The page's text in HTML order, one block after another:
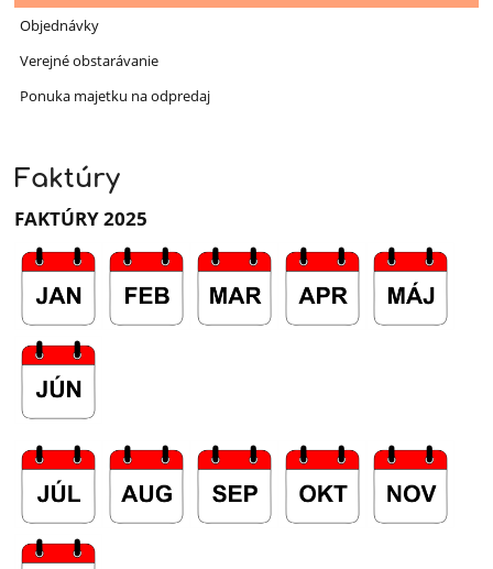
Objednávky
Verejné obstarávanie
Ponuka majetku na odpredaj
Faktúry
FAKTÚRY 2025